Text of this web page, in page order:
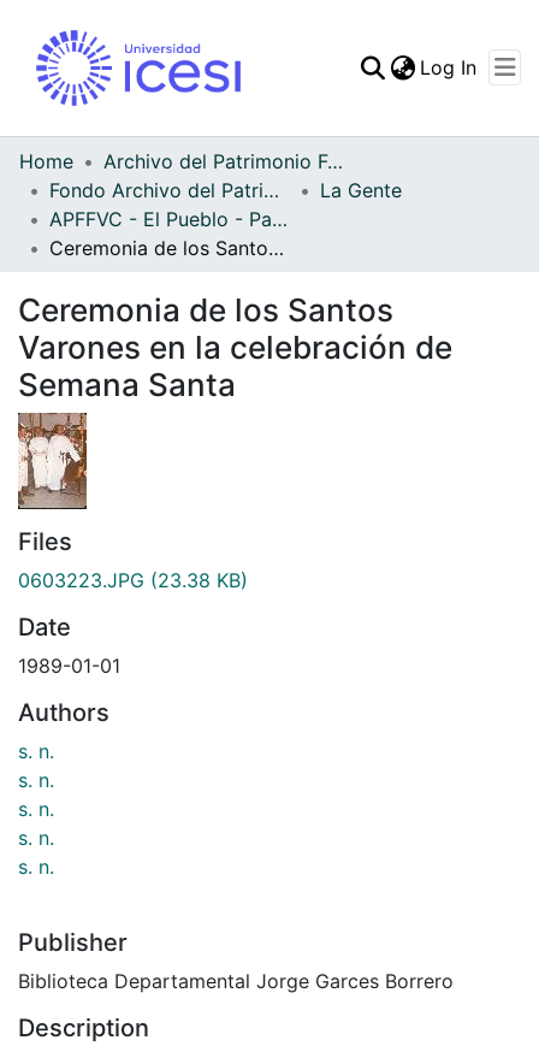
Statistics
Log In
Home
Archivo del Patrimonio Fotográfico y Fílmico del Valle del Cauca
Fondo Archivo del Patrimonio Fotográfico y Fílmico del Valle del Cauca
La Gente
APFFVC - El Pueblo - Patrimonial
Ceremonia de los Santos Varones en la celebración de Semana Santa
Ceremonia de los Santos
Varones en la celebración de
Semana Santa
Files
0603223.JPG (23.38 KB)
Date
1989-01-01
Authors
s. n.
s. n.
s. n.
s. n.
s. n.
Publisher
Biblioteca Departamental Jorge Garces Borrero
Description